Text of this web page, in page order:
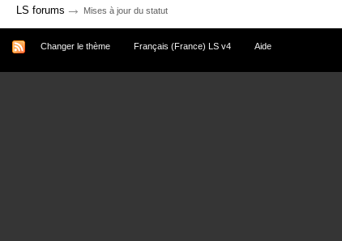
LS forums → Mises à jour du statut
Changer le thème Français (France) LS v4 Aide